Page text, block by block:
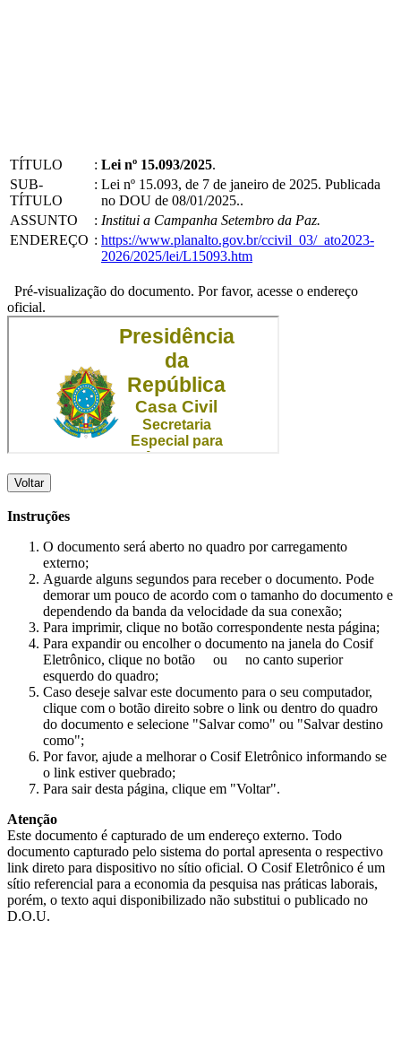
TÍTULO : Lei nº 15.093/2025.
SUB-
TÍTULO
: Lei nº 15.093, de 7 de janeiro de 2025. Publicada
no DOU de 08/01/2025..
ASSUNTO
: Institui a Campanha Setembro da Paz.
ENDEREÇO : https://www.planalto.gov.br/ccivil_03/_ato2023-
2026/2025/lei/L15093.htm
Pré-visualização do documento. Por favor, acesse o endereço
oficial.
Voltar
Instruções
O documento será aberto no quadro por carregamento
externo;
Aguarde alguns segundos para receber o documento. Pode
demorar um pouco de acordo com o tamanho do documento e
dependendo da banda da velocidade da sua conexão;
Para imprimir, clique no botão correspondente nesta página;
Para expandir ou encolher o documento na janela do Cosif
Eletrônico, clique no botão
ou
no canto superior
esquerdo do quadro;
Caso deseje salvar este documento para o seu computador,
clique com o botão direito sobre o link ou dentro do quadro
do documento e selecione "Salvar como" ou "Salvar destino
como";
Por favor, ajude a melhorar o Cosif Eletrônico informando se
o link estiver quebrado;
Para sair desta página, clique em "Voltar".
Atenção
Este documento é capturado de um endereço externo. Todo
documento capturado pelo sistema do portal apresenta o respectivo
link direto para dispositivo no sítio oficial. O Cosif Eletrônico é um
sítio referencial para a economia da pesquisa nas práticas laborais,
porém, o texto aqui disponibilizado não substitui o publicado no
D.O.U.